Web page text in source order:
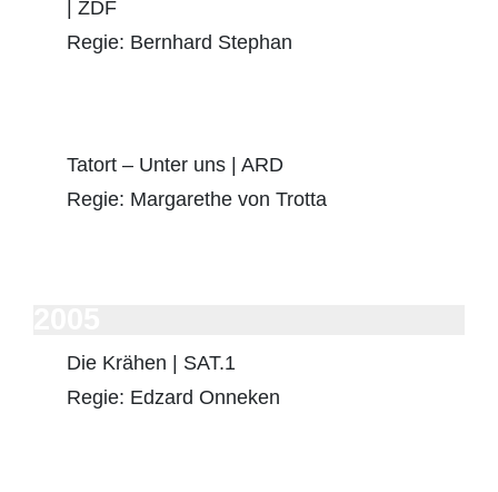
| ZDF
Regie: Bernhard Stephan
Tatort – Unter uns | ARD
Regie: Margarethe von Trotta
Die Krähen | SAT.1
Regie: Edzard Onneken